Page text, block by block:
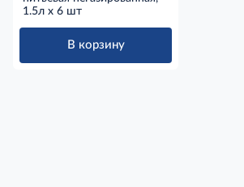
1.5л x 6 шт
В корзину